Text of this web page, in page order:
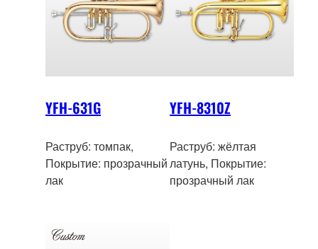
YFH-631G
Раструб: томпак,
Покрытие: прозрачный
лак
YFH-8310Z
Раструб: жёлтая
латунь, Покрытие:
прозрачный лак